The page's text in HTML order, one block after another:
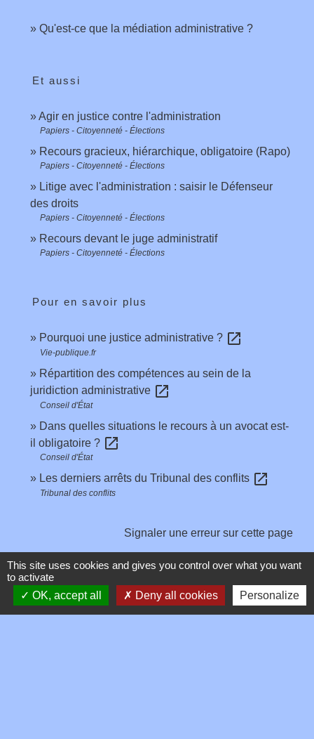
Qu'est-ce que la médiation administrative ?
Et aussi
Agir en justice contre l'administration
Papiers - Citoyenneté - Élections
Recours gracieux, hiérarchique, obligatoire (Rapo)
Papiers - Citoyenneté - Élections
Litige avec l'administration : saisir le Défenseur
des droits
Papiers - Citoyenneté - Élections
Recours devant le juge administratif
Papiers - Citoyenneté - Élections
Pour en savoir plus
Pourquoi une justice administrative ? open_in_new
Vie-publique.fr
Répartition des compétences au sein de la
juridiction administrative open_in_new
Conseil d'État
Dans quelles situations le recours à un avocat est-
il obligatoire ? open_in_new
Conseil d'État
Les derniers arrêts du Tribunal des conflits open_in_new
Tribunal des conflits
Signaler une erreur sur cette page
This site uses cookies and gives you control over what you want
to activate
OK, accept all
Deny all cookies Personalize